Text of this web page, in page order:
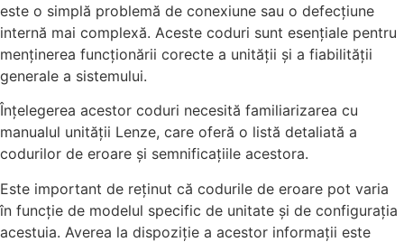
este o simplă problemă de conexiune sau o defecțiune
internă mai complexă. Aceste coduri sunt esențiale pentru
menținerea funcționării corecte a unității și a fiabilității
generale a sistemului.
Înțelegerea acestor coduri necesită familiarizarea cu
manualul unității Lenze, care oferă o listă detaliată a
codurilor de eroare și semnificațiile acestora.
Este important de reținut că codurile de eroare pot varia
în funcție de modelul specific de unitate și de configurația
acestuia. Averea la dispoziție a acestor informații este